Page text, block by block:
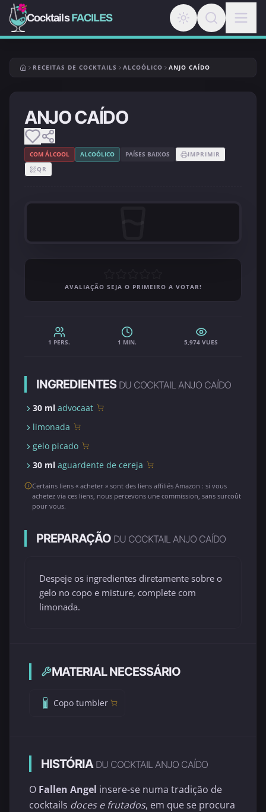
CocktailsFACILES
RECEITAS DE COCKTAILS ALCOÓLICO ANJO CAÍDO
ANJO CAÍDO
COM ÁLCOOL ALCOÓLICO PAÍSES BAIXOS
IMPRIMIR
QR
AVALIAÇÃO SEJA O PRIMEIRO A VOTAR!
1 PERS. 1 MIN. 5,974 VUES
INGREDIENTES DU COCKTAIL ANJO CAÍDO
30 ml advocaat
limonada
gelo picado
30 ml aguardente de cereja
Certains liens « acheter » sont des liens affiliés Amazon : si vous
achetez via ces liens, nous percevons une commission, sans surcoût
pour vous.
PREPARAÇÃO DU COCKTAIL ANJO CAÍDO
Despeje os ingredientes diretamente sobre o
gelo no copo e misture, complete com
limonada.
MATERIAL NECESSÁRIO
Copo tumbler
HISTÓRIA DU COCKTAIL ANJO CAÍDO
O Fallen Angel insere-se numa tradição de
cocktails doces e frutados, em que se procura